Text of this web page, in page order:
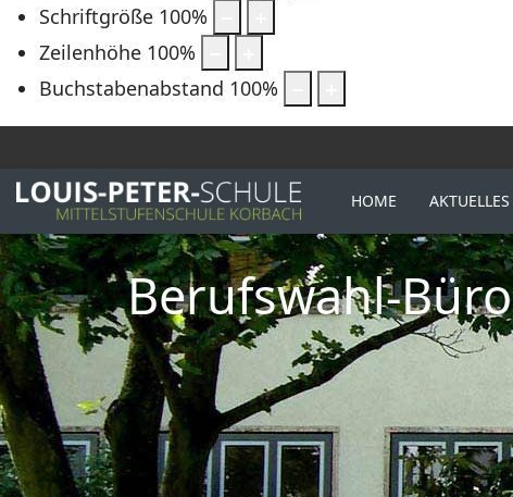
Schriftgröße 100%
Zeilenhöhe 100%
Buchstabenabstand 100%
HOME AKTUELLES
Berufswahl-Büro